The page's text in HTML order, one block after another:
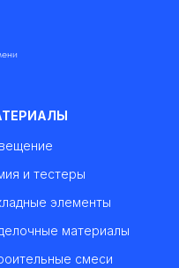
и тестеры
элементы
материалы
смеси